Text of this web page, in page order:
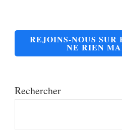
REJOINS-NOUS SUR
NE RIEN
Rechercher